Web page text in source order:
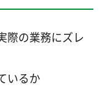
際の業務にズレ
いるか